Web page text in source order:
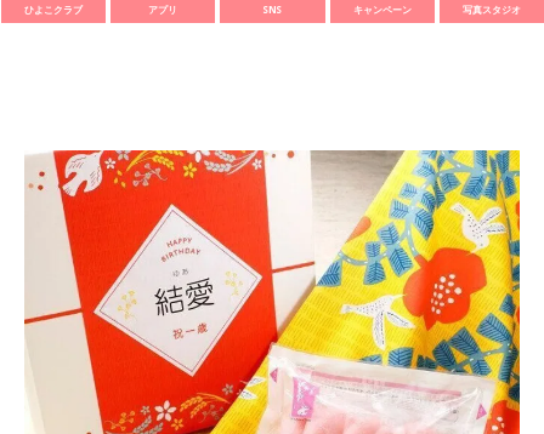
ひよこクラブ アプリ SNS キャンペーン 写真スタジオ